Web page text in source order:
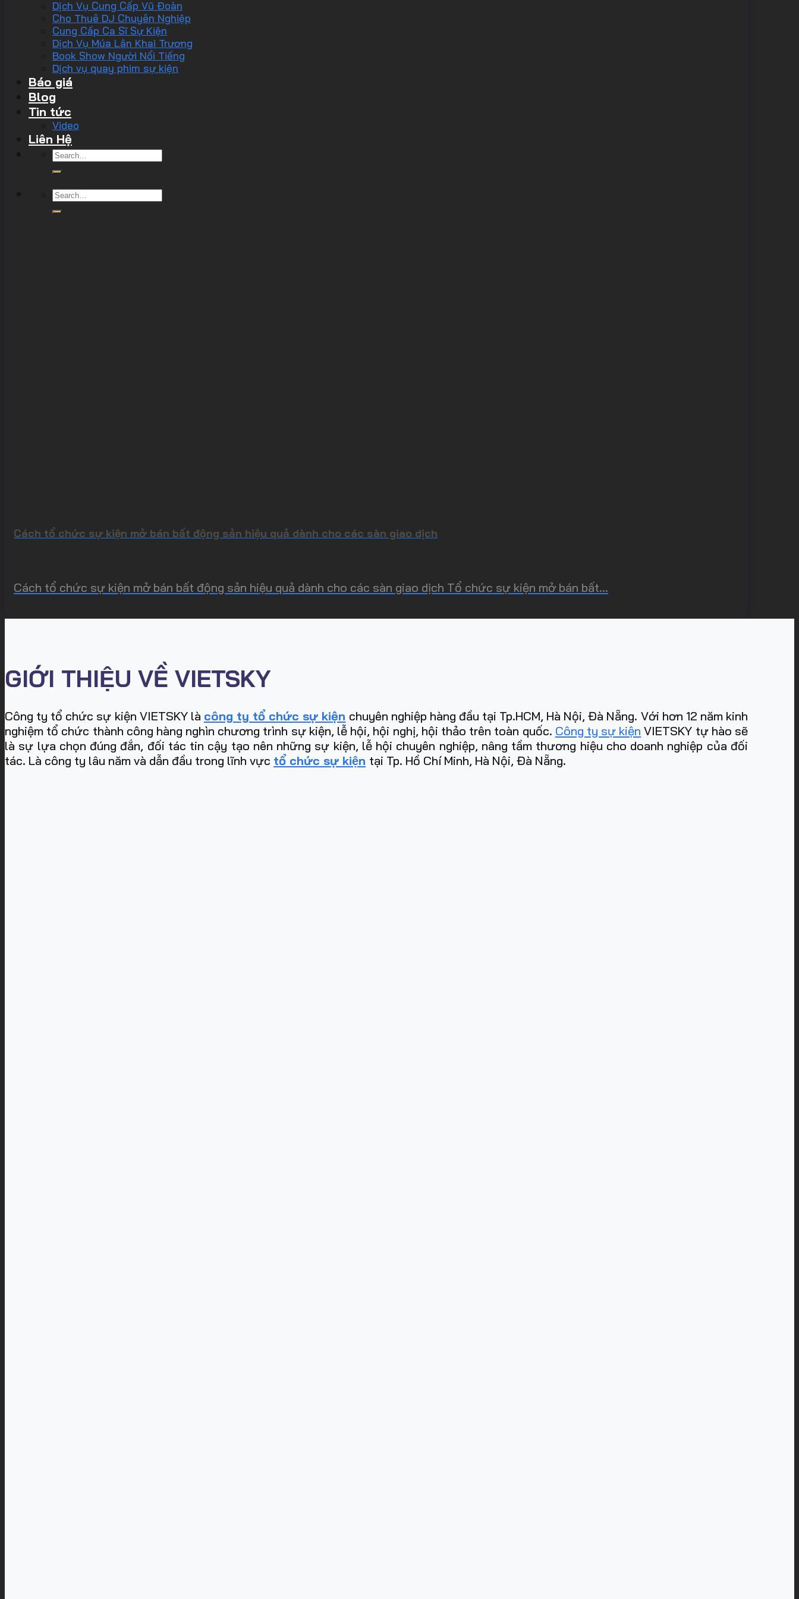
Dịch Vụ Cung Cấp Vũ Đoàn
Cho Thuê DJ Chuyên Nghiệp
Cung Cấp Ca Sĩ Sự Kiện
Dịch Vụ Múa Lân Khai Trương
Book Show Người Nổi Tiếng
Dịch vụ quay phim sự kiện
Báo giá
Blog
Tin tức
Video
Liên Hệ
Cách tổ chức sự kiện mở bán bất động sản hiệu quả dành cho các sàn giao dịch
Cách tổ chức sự kiện mở bán bất động sản hiệu quả dành cho các sàn giao dịch Tổ chức sự kiện mở bán bất...
GIỚI THIỆU VỀ VIETSKY
Công ty tổ chức sự kiện VIETSKY là công ty tổ chức sự kiện chuyên nghiệp hàng đầu tại Tp.HCM, Hà Nội, Đà Nẵng. Với hơn 12 năm kinh
nghiệm tổ chức thành công hàng nghìn chương trình sự kiện, lễ hội, hội nghị, hội thảo trên toàn quốc. Công ty sự kiện VIETSKY tự hào sẽ
là sự lựa chọn đúng đắn, đối tác tin cậy tạo nên những sự kiện, lễ hội chuyên nghiệp, nâng tầm thương hiệu cho doanh nghiệp của đối
tác. Là công ty lâu năm và dẫn đầu trong lĩnh vực tổ chức sự kiện tại Tp. Hồ Chí Minh, Hà Nội, Đà Nẵng.